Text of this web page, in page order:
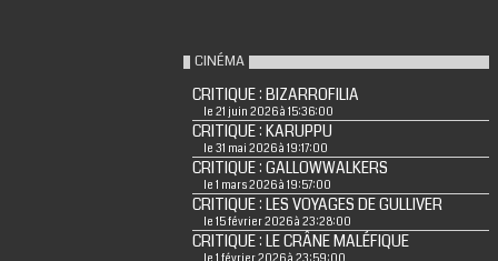
CINÉMA
CRITIQUE : BIZARROFILIA
le 21 juin 2026 à 15:36:00
CRITIQUE : KARUPPU
le 31 mai 2026 à 19:17:00
CRITIQUE : GALLOWWALKERS
le 1 mars 2026 à 19:57:00
CRITIQUE : LES VOYAGES DE GULLIVER
le 15 février 2026 à 23:28:00
CRITIQUE : LE CRÂNE MALÉFIQUE